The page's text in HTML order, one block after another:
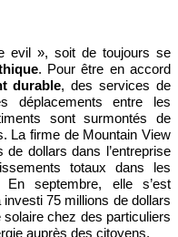
evil », soit de toujours se
. Pour être en accord
durable, des services de
déplacements entre les
sont surmontés de
La firme de Mountain View
dollars dans l’entreprise
totaux dans les
En septembre, elle s’est
75 millions de dollars
solaire chez des particuliers
auprès des citoyens.